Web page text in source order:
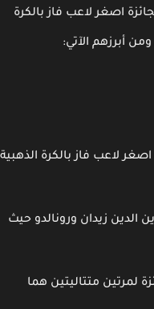
اصغر لاعب فاز بالكرة
أبرزهم الآتي:
لاعب فاز بالكرة الذهبية
الدين زيدان ورونالدو حيث
لمرتين متتاليتين هما